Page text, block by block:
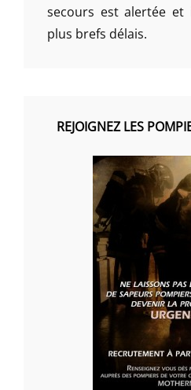
secours est alertée et
plus brefs délais.
REJOIGNEZ LES